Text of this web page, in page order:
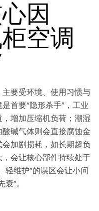
因
空调
要受环境、使用习惯与
首要“隐形杀手”，工业
增加压缩机负荷；潮湿
碱气体则会直接腐蚀金
加剧损耗，如长期超负
会让核心部件持续处于
轻维护”的误区会让小问
”。